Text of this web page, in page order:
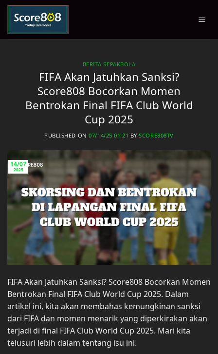
Skip
content
BERITA SEPAKBOLA
FIFA Akan Jatuhkan Sanksi?
Score808 Bocorkan Momen
Bentrokan Final FIFA Club World
Cup 2025
PUBLISHED ON07/14/25 01:21 BYSCORE808TV
14/07
2025
FIFA Akan Jatuhkan Sanksi? Score808 Bocorkan Momen
Bentrokan Final FIFA Club World Cup 2025. Dalam
artikel ini, kita akan membahas kemungkinan sanksi
dari FIFA dan momen menarik yang diperkirakan akan
terjadi di final FIFA Club World Cup 2025. Mari kita
telusuri lebih dalam tentang isu ini.